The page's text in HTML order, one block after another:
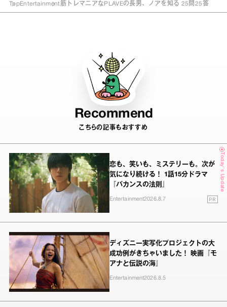
TopEntertainment筋トレマニアなPLAVEの長男、ノアを知る 25問25答
Recommend
こちらの記事もおすすめ
Today's Update
恋も、笑いも、ミステリーも。次が
気になり続ける！ 1話15分ドラマ
『バカンスの法則』
Entertainment2026.8.7 PR
ディズニー実写化プロジェクトの大
成功例がきちゃいました！ 映画『モ
アナと伝説の海』
Entertainment2026.8.5